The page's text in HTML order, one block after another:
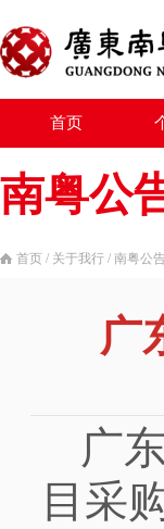
首页
南粤公
首页 / 关于我行 / 南粤公
广
广
目采